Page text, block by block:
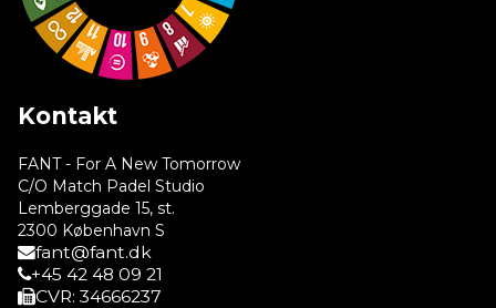
Kontakt
FANT - For A New Tomorrow
C/O Match Padel Studio
Lemberggade 15, st.
2300 København S
fant@fant.dk
+45 42 48 09 21
CVR: 34666237